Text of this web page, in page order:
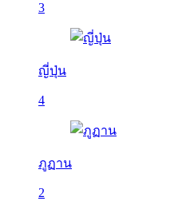
3
ญี่ปุ่น
4
ภูฏาน
2